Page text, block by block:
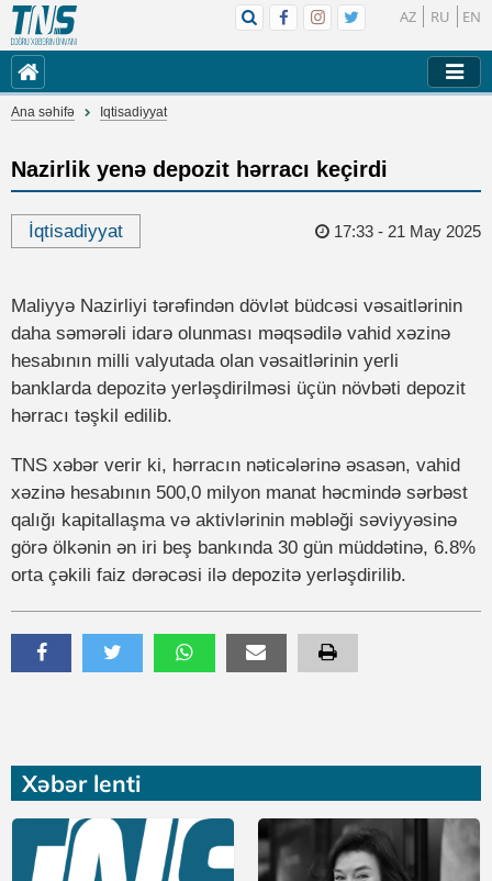
AZ RU EN
Ana səhifə Iqtisadiyyat
Xəbər lenti
Nazirlik yenə depozit hərracı keçirdi
İqtisadiyyat 17:33 - 21 May 2025
Maliyyə Nazirliyi tərəfindən dövlət büdcəsi vəsaitlərinin
daha səmərəli idarə olunması məqsədilə vahid xəzinə
hesabının milli valyutada olan vəsaitlərinin yerli
banklarda depozitə yerləşdirilməsi üçün növbəti depozit
hərracı təşkil edilib.
TNS xəbər verir ki, hərracın nəticələrinə əsasən, vahid
xəzinə hesabının 500,0 milyon manat həcmində sərbəst
qalığı kapitallaşma və aktivlərinin məbləği səviyyəsinə
görə ölkənin ən iri beş bankında 30 gün müddətinə, 6.8%
orta çəkili faiz dərəcəsi ilə depozitə yerləşdirilib.